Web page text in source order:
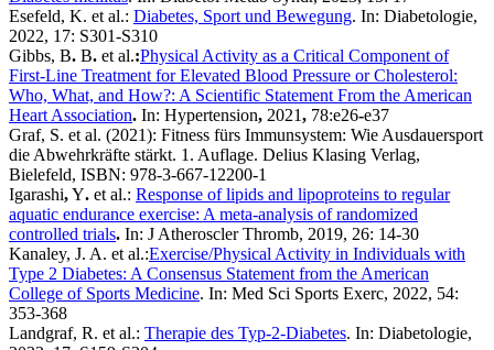
Esefeld, K. et al.: Diabetes, Sport und Bewegung. In: Diabetologie,
2022, 17: S301-S310
Gibbs, B. B. et al.:Physical Activity as a Critical Component of
First-Line Treatment for Elevated Blood Pressure or Cholesterol:
Who, What, and How?: A Scientific Statement From the American
Heart Association. In: Hypertension, 2021, 78:e26-e37
Graf, S. et al. (2021): Fitness fürs Immunsystem: Wie Ausdauersport
die Abwehrkräfte stärkt. 1. Auflage. Delius Klasing Verlag,
Bielefeld, ISBN: 978-3-667-12200-1
Igarashi,Y. et al.: Response of lipids and lipoproteins to regular
aquatic endurance exercise: A meta-analysis of randomized
controlled trials. In: J Atheroscler Thromb, 2019, 26: 14-30
Kanaley, J. A. et al.:Exercise/Physical Activity in Individuals with
Type 2 Diabetes: A Consensus Statement from the American
College of Sports Medicine. In: Med Sci Sports Exerc, 2022, 54:
353-368
Landgraf, R. et al.: Therapie des Typ-2-Diabetes. In: Diabetologie,